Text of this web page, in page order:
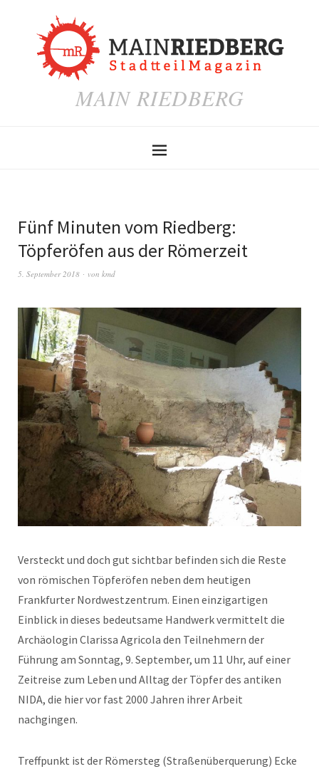
MAIN RIEDBERG
Fünf Minuten vom Riedberg:
Töpferöfen aus der Römerzeit
5. September 2018 von kmd
Versteckt und doch gut sichtbar befinden sich die Reste
von römischen Töpferöfen neben dem heutigen
Frankfurter Nordwestzentrum. Einen einzigartigen
Einblick in dieses bedeutsame Handwerk vermittelt die
Archäologin Clarissa Agricola den Teilnehmern der
Führung am Sonntag, 9. September, um 11 Uhr, auf einer
Zeitreise zum Leben und Alltag der Töpfer des antiken
NIDA, die hier vor fast 2000 Jahren ihrer Arbeit
nachgingen.
Treffpunkt ist der Römersteg (Straßenüberquerung) Ecke